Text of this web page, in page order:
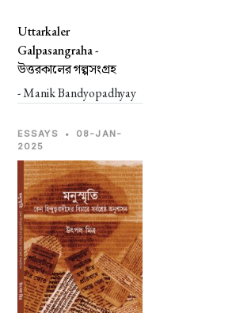
Uttarkaler
Galpasangraha -
উত্তরকালের গল্পসংগ্রহ
- Manik Bandyopadhyay
ESSAYS •
08-JAN-
2025